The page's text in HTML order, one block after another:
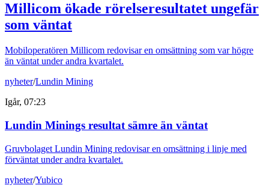
Millicom ökade rörelseresultatet ungefär
som väntat
Mobiloperatören Millicom redovisar en omsättning som var högre
än väntat under andra kvartalet.
nyheter/Lundin Mining
Igår, 07:23
Lundin Minings resultat sämre än väntat
Gruvbolaget Lundin Mining redovisar en omsättning i linje med
förväntat under andra kvartalet.
nyheter/Yubico